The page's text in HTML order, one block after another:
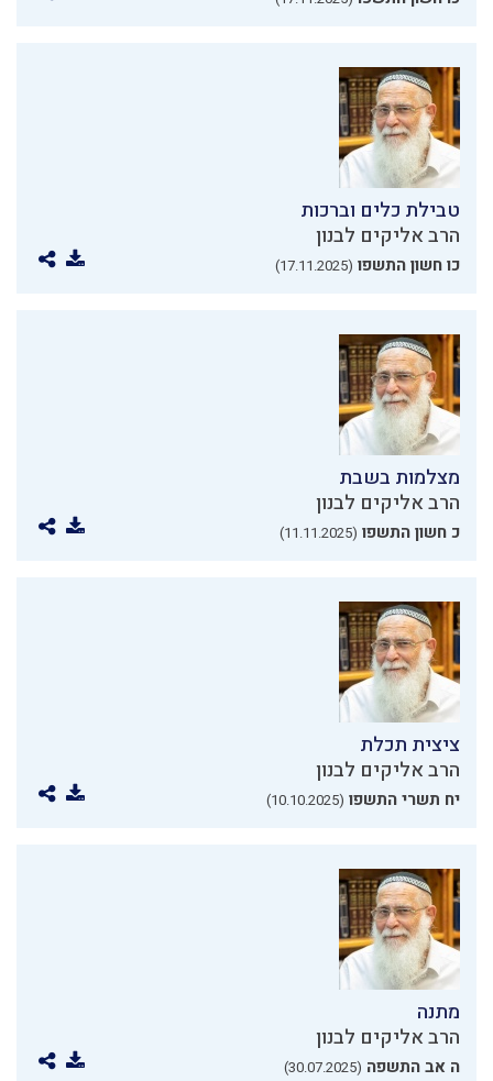
טבילת כלים וברכות
הרב אליקים לבנון
כו חשון התשפו (17.11.2025)
מצלמות בשבת
הרב אליקים לבנון
כ חשון התשפו (11.11.2025)
ציצית תכלת
הרב אליקים לבנון
יח תשרי התשפו (10.10.2025)
מתנה
הרב אליקים לבנון
ה אב התשפה (30.07.2025)